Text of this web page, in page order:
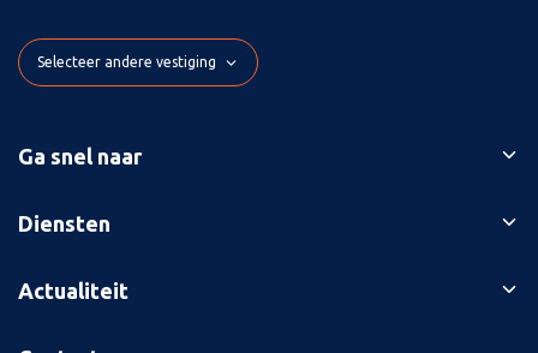
Selecteer andere vestiging
Ga snel naar
Ons verhaal
Succesverhalen
Diensten
Bedrijfsopvolging
Actualiteit